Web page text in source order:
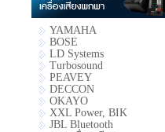
YAMAHA
BOSE
LD Systems
Turbosound
PEAVEY
DECCON
OKAYO
XXL Power, BIK
JBL Bluetooth